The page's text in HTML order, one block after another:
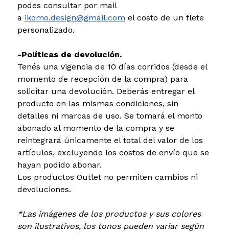
podes consultar por mail
a ikomo.design@gmail.com el costo de un flete
personalizado.
-Políticas de devolución.
Tenés una vigencia de 10 días corridos (desde el
momento de recepción de la compra) para
solicitar una devolución. Deberás entregar el
producto en las mismas condiciones, sin
detalles ni marcas de uso. Se tomará el monto
abonado al momento de la compra y se
reintegrará únicamente el total del valor de los
artículos, excluyendo los costos de envío que se
hayan podido abonar.
Los productos Outlet no permiten cambios ni
devoluciones.
*Las imágenes de los productos y sus colores
son ilustrativos, los tonos pueden variar según